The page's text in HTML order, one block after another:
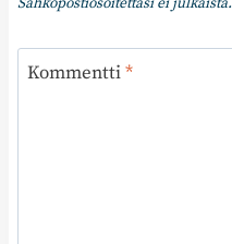
Sähköpostiosoitettasi ei julkaista.
Kommentti*